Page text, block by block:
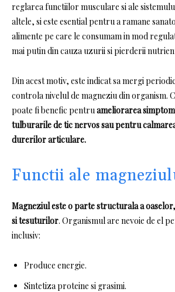
reglarea functiilor musculare si ale
altele, si este esential pentru a ramane
alimente pe care le consumam in mod
mai putin din cauza uzurii si pierderii
Din acest motiv, este indicat sa mergi
controla nivelul de magneziu din organism.
poate fi benefic pentruameliorarea
tulburarile de tic nervos sau pentru
durerilor articulare.
Functii ale
Magneziul este o parte structurala a
si tesuturilor. Organismul are nevoie de el
inclusiv:
Produce energie.
Sintetiza proteine ​​si grasimi.